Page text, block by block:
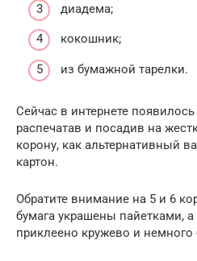
диадема;
кокошник;
из бумажной тарелки.
Сейчас в интернете
распечатав и посадив на
корону, как альтернативный
картон.
Обратите внимание на 5 и 6
бумага украшены пайетками,
приклеено кружево и немного